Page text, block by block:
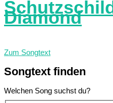
Diamond
Zum Songtext
Songtext finden
Welchen Song suchst du?